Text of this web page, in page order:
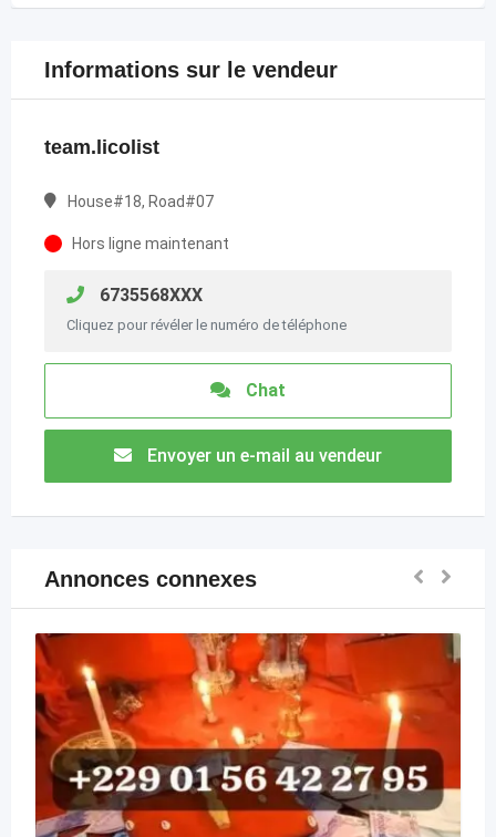
Informations sur le vendeur
team.licolist
House#18, Road#07
Hors ligne maintenant
6735568XXX
Cliquez pour révéler le numéro de téléphone
Chat
Envoyer un e-mail au vendeur
Annonces connexes